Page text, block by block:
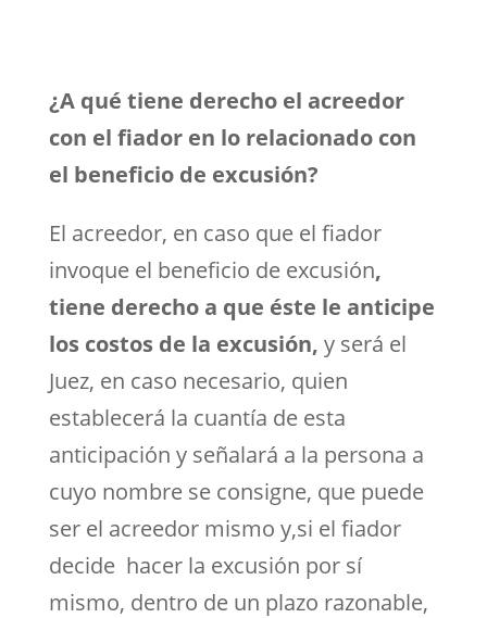
¿A qué tiene derecho el acreedor
con el fiador en lo relacionado con
el beneficio de excusión?
El acreedor, en caso que el fiador
invoque el beneficio de excusión,
tiene derecho a que éste le anticipe
los costos de la excusión, y será el
Juez, en caso necesario, quien
establecerá la cuantía de esta
anticipación y señalará a la persona a
cuyo nombre se consigne, que puede
ser el acreedor mismo y,si el fiador
decide hacer la excusión por sí
mismo, dentro de un plazo razonable,